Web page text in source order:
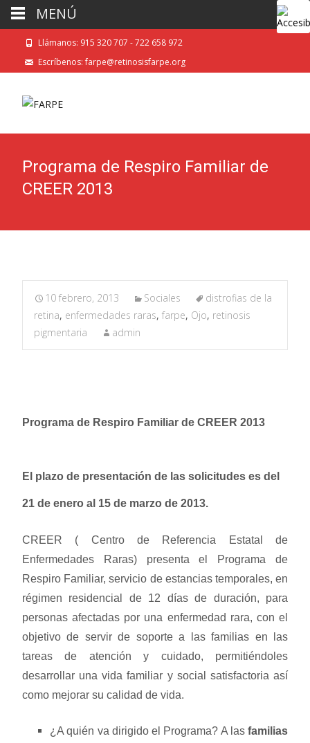
Llámanos: 915 320 707 - 722 658 972
Escríbenos: farpe@retinosisfarpe.org
Programa de Respiro Familiar de
CREER 2013
10 febrero, 2013 Sociales
distrofias de la
retina, enfermedades raras, farpe, Ojo, retinosis
pigmentaria
admin
Programa de Respiro Familiar de CREER 2013
El plazo de presentación de las solicitudes es del
21 de enero al 15 de marzo de 2013.
CREER ( Centro de Referencia Estatal de
Enfermedades Raras) presenta el Programa de
Respiro Familiar, servicio de estancias temporales, en
régimen residencial de 12 días de duración, para
personas afectadas por una enfermedad rara, con el
objetivo de servir de soporte a las familias en las
tareas de atención y cuidado, permitiéndoles
desarrollar una vida familiar y social satisfactoria así
como mejorar su calidad de vida.
¿A quién va dirigido el Programa? A las familias
MENÚ